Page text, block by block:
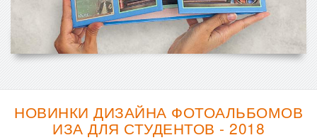
НОВИНКИ ДИЗАЙНА ФОТОАЛЬБОМОВ
ИЗА ДЛЯ СТУДЕНТОВ - 2018